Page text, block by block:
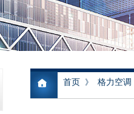
首页 》 格力空调